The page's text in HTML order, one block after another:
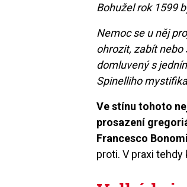
Bohužel rok 1599
Nemoc se u něj
ohrozit, zabít nebo
domluvený s
Spinelliho
Ve stínu tohoto
prosazení
Francesco
proti. V praxi tehdy